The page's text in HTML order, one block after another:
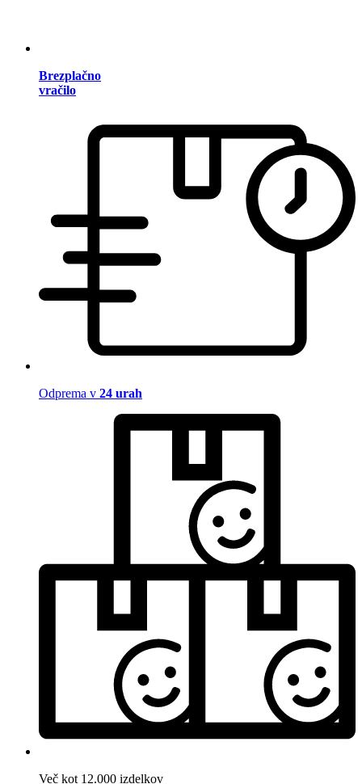
Brezplačno
vračilo
Odprema v 24 urah
Več kot 12.000 izdelkov